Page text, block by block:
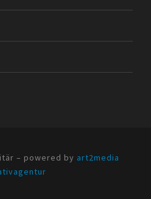
– powered by art2media